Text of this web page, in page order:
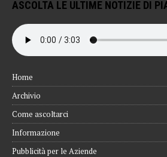
ASCOLTA LE ULTIME NOTIZIE DI
Home
Archivio
Come ascoltarci
Informazione
Pubblicità per le Aziende